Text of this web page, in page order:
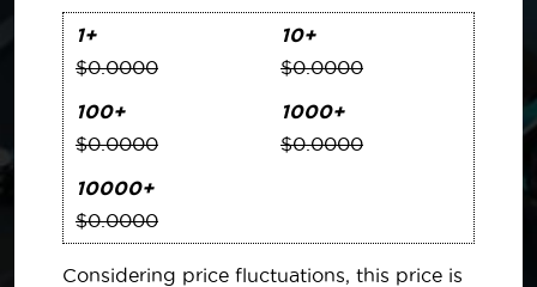
1+
$0.0000
10+
$0.0000
100+
$0.0000
1000+
$0.0000
10000+
$0.0000
Considering price fluctuations, this price is